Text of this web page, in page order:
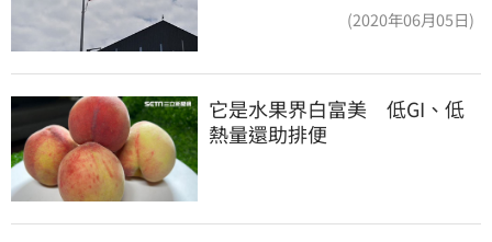
(2020年06月05日)
它是水果界白富美　低GI、低
熱量還助排便